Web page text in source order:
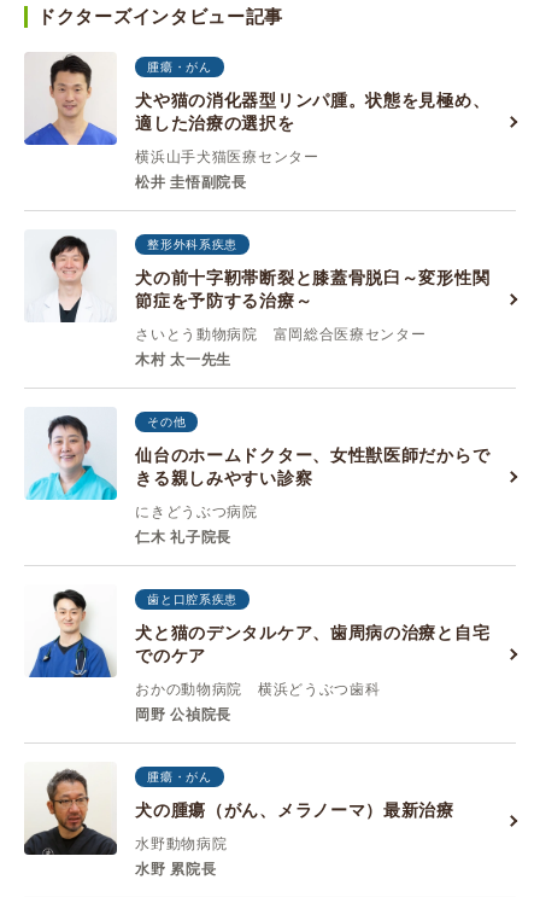
ドクターズインタビュー記事
腫瘍・がん
犬や猫の消化器型リンパ腫。状態を見極め、
適した治療の選択を
横浜山手犬猫医療センター
松井 圭悟副院長
整形外科系疾患
犬の前十字靭帯断裂と膝蓋骨脱臼～変形性関
節症を予防する治療～
さいとう動物病院 富岡総合医療センター
木村 太一先生
その他
仙台のホームドクター、女性獣医師だからで
きる親しみやすい診察
にきどうぶつ病院
仁木 礼子院長
歯と口腔系疾患
犬と猫のデンタルケア、歯周病の治療と自宅
でのケア
おかの動物病院 横浜どうぶつ歯科
岡野 公禎院長
腫瘍・がん
犬の腫瘍（がん、メラノーマ）最新治療
水野動物病院
水野 累院長